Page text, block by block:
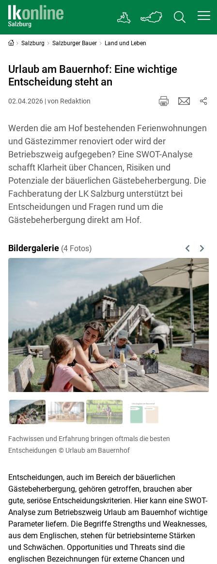
Salzburg Salzburger Bauer Land und Leben
Urlaub am Bauernhof: Eine wichtige
Entscheidung steht an
02.04.2026 | von Redaktion
Werden die am Hof bestehenden Ferienwohnungen
und Gästezimmer renoviert oder wird der
Betriebszweig aufgegeben? Eine SWOT-Analyse
schafft Klarheit über Chancen, Risiken und
Potenziale der bäuerlichen Gästebeherbergung. Die
Fachberatung der LK Salzburg unterstützt bei
Entscheidungen und Fragen rund um die
Gästebeherbergung direkt am Hof.
Bildergalerie (4 Fotos) Previous
Next
Fachwissen und Erfahrung bringen oftmals die besten
Entscheidungen © Urlaub am Bauernhof
Entscheidungen, auch im Bereich der bäuerlichen
Gästebeherbergung, gehören getroffen, brauchen aber
gute, seriöse Entscheidungskriterien. Hier kann eine SWOT-
Analyse zum Betriebszweig Urlaub am Bauernhof wichtige
Parameter liefern. Die Begriffe Strengths und Weaknesses,
aus dem Englischen, stehen für betriebsinterne Stärken
und Schwächen. Opportunities und Threats sind die
englischen Bezeichnungen für externe Chancen und